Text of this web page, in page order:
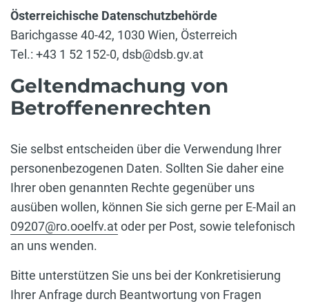
Österreichische Datenschutzbehörde
Barichgasse 40-42, 1030 Wien, Österreich
Tel.: +43 1 52 152-0, dsb@dsb.gv.at
Geltendmachung von
Betroffenenrechten
Sie selbst entscheiden über die Verwendung Ihrer
personenbezogenen Daten. Sollten Sie daher eine
Ihrer oben genannten Rechte gegenüber uns
ausüben wollen, können Sie sich gerne per E-Mail an
09207@ro.ooelfv.atoder per Post, sowie telefonisch
an uns wenden.
Bitte unterstützen Sie uns bei der Konkretisierung
Ihrer Anfrage durch Beantwortung von Fragen